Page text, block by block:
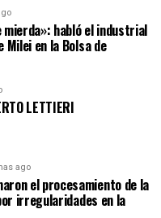
habló el industrial
Milei en la Bolsa de
LETTIERI
ago
el procesamiento de la
irregularidades en la